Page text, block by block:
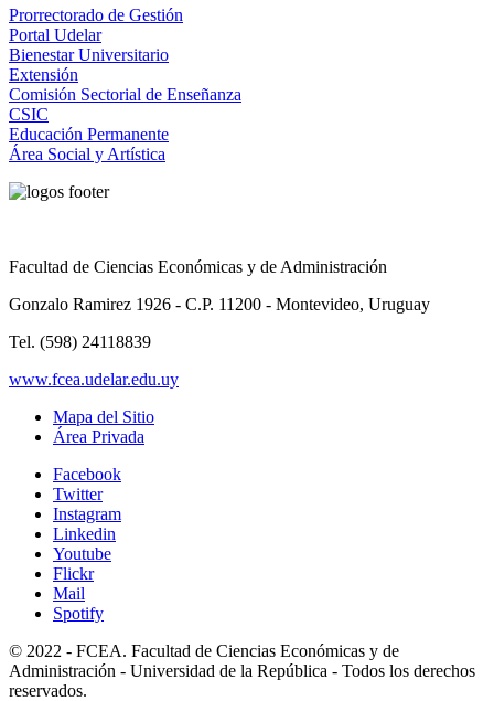
Prorrectorado de Gestión
Portal Udelar
Bienestar Universitario
Extensión
Comisión Sectorial de Enseñanza
CSIC
Educación Permanente
Área Social y Artística
Facultad de Ciencias Económicas y de Administración
Gonzalo Ramirez 1926 - C.P. 11200 - Montevideo, Uruguay
Tel. (598) 24118839
www.fcea.udelar.edu.uy
Mapa del Sitio
Área Privada
Facebook
Twitter
Instagram
Linkedin
Youtube
Flickr
Mail
Spotify
© 2022 - FCEA. Facultad de Ciencias Económicas y de
Administración - Universidad de la República - Todos los derechos
reservados.